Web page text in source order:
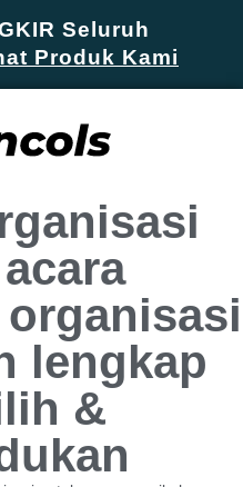
Seluruh
Produk Kami
lengkap
&